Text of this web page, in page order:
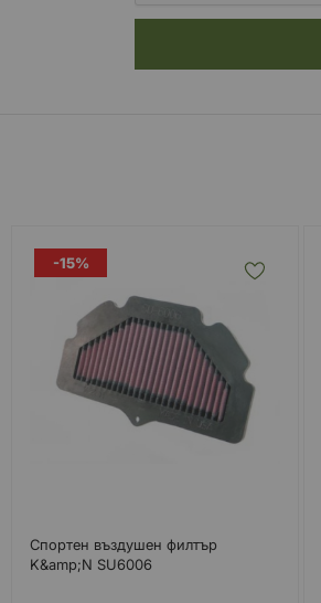
-15%
Спортен въздушен филтър
K&amp;N SU6006